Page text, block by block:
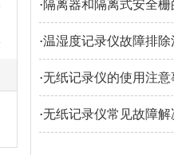
·隔离器和隔离式安全
·温湿度记录仪故障排除
·无纸记录仪的使用注意
·无纸记录仪常见故障解